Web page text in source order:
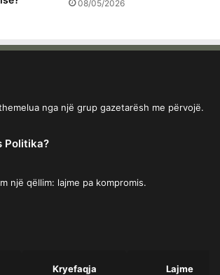
08/05/2026
nga një grup gazetarësh me përvojë.
Politika?
një qëllim: lajme pa kompromis.
Kryefaqja Lajme